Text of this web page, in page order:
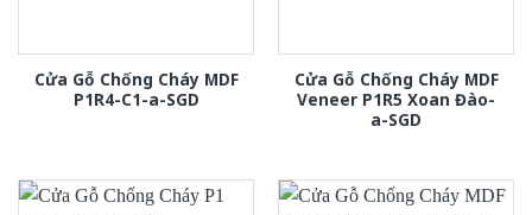
Cửa Gỗ Chống Cháy MDF
P1R4-C1-a-SGD
Cửa Gỗ Chống Cháy MDF
Veneer P1R5 Xoan Đào-
a-SGD